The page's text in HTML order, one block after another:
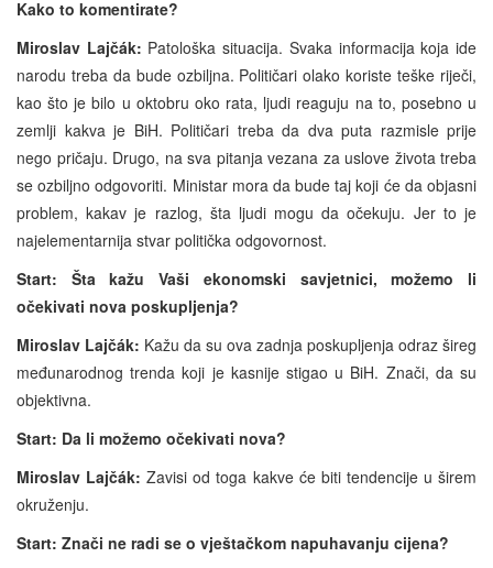
Kako to komentirate?
Miroslav Lajčák: Patološka situacija. Svaka informacija koja ide
narodu treba da bude ozbiljna. Političari olako koriste teške riječi,
kao što je bilo u oktobru oko rata, ljudi reaguju na to, posebno u
zemlji kakva je BiH. Političari treba da dva puta razmisle prije
nego pričaju. Drugo, na sva pitanja vezana za uslove života treba
se ozbiljno odgovoriti. Ministar mora da bude taj koji će da objasni
problem, kakav je razlog, šta ljudi mogu da očekuju. Jer to je
najelementarnija stvar politička odgovornost.
Start: Šta kažu Vaši ekonomski savjetnici, možemo li
očekivati nova poskupljenja?
Miroslav Lajčák: Kažu da su ova zadnja poskupljenja odraz šireg
međunarodnog trenda koji je kasnije stigao u BiH. Znači, da su
objektivna.
Start: Da li možemo očekivati nova?
Miroslav Lajčák: Zavisi od toga kakve će biti tendencije u širem
okruženju.
Start: Znači ne radi se o vještačkom napuhavanju cijena?